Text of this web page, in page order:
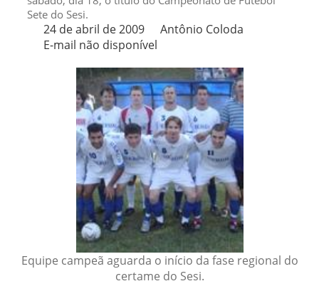
Sete do Sesi.
24 de abril de 2009
Antônio Coloda
E-mail não disponível
Equipe campeã aguarda o início da fase regional do
certame do Sesi.